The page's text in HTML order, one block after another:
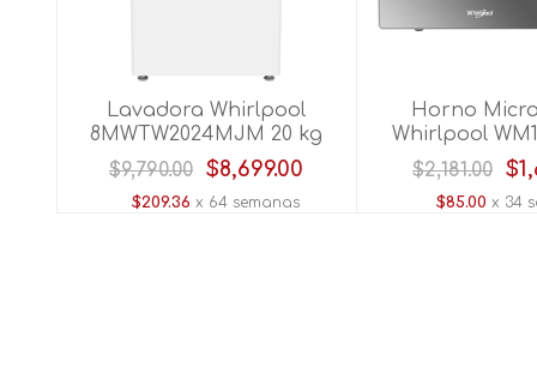
Lavadora Whirlpool
8MWTW2024MJM 20 kg
Blanco
$9,790.00 $8,699.00
$209.36 x 64 semanas
Horno
Whirlpool
Plata
$2,181.00
$85.00 x 34